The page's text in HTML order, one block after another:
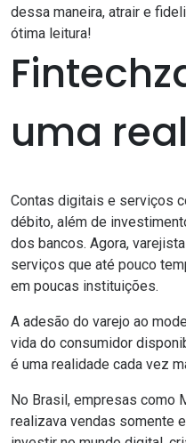
dessa maneira, atrair e
ótima leitura!
uma
Contas digitais e serviços
débito, além de
dos bancos. Agora,
serviços que até pouco
em poucas instituições.
A adesão do varejo ao
vida do consumidor
é uma realidade cada vez
No Brasil, empresas como
realizava vendas somente